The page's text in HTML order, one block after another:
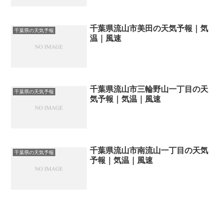
千葉県の天気予報
千葉県流山市美田の天気予報｜気
温｜風速
千葉県の天気予報
千葉県流山市三輪野山一丁目の天
気予報｜気温｜風速
千葉県の天気予報
千葉県流山市南流山一丁目の天気
予報｜気温｜風速